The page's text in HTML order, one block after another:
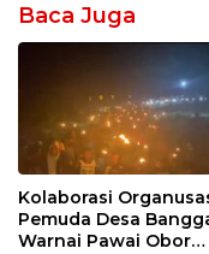
Baca Juga
Kolaborasi
Pemuda Desa
Warnai Pawai Obor